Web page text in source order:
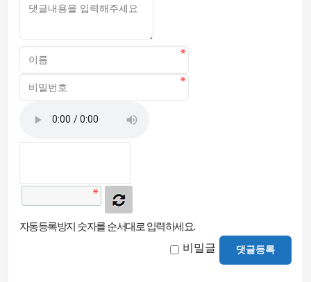
자동등록방지 숫자를 순서대로 입력하세요.
비밀글 댓글등록